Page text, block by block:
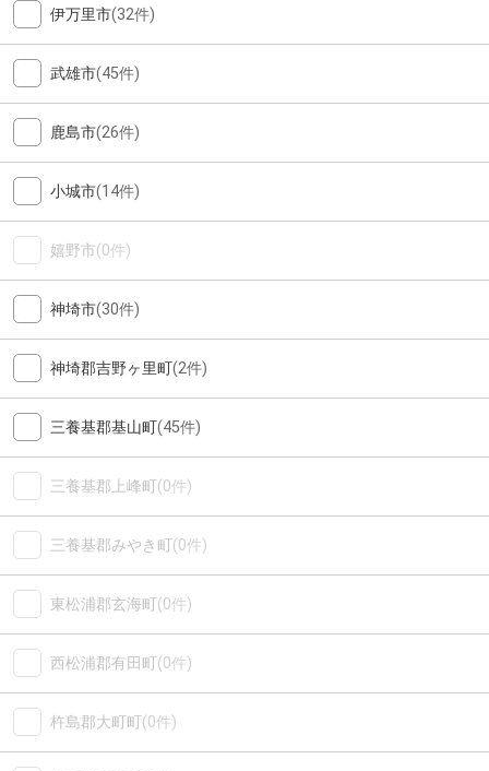
伊万里市(32件)
武雄市(45件)
鹿島市(26件)
小城市(14件)
嬉野市(0件)
神埼市(30件)
神埼郡吉野ヶ里町(2件)
三養基郡基山町(45件)
三養基郡上峰町(0件)
三養基郡みやき町(0件)
東松浦郡玄海町(0件)
西松浦郡有田町(0件)
杵島郡大町町(0件)